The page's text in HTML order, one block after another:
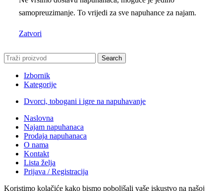
samopreuzimanje. To vrijedi za sve napuhance za najam.
Zatvori
Search
Izbornik
Kategorije
Dvorci, tobogani i igre na napuhavanje
Naslovna
Najam napuhanaca
Prodaja napuhanaca
O nama
Kontakt
Lista želja
Prijava / Registracija
Koristimo kolačiće kako bismo poboljšali vaše iskustvo na našoj